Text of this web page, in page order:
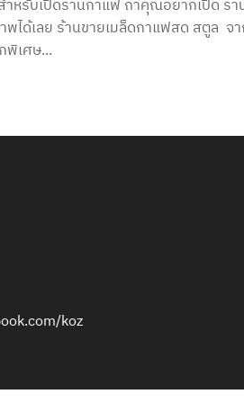
ำหรับเปิดร้านกาแฟ ถ้าคุณอยากเปิด
พได้เลย ร้านขายเมล็ดกาแฟสด สตูล
พิเศษ...
koz